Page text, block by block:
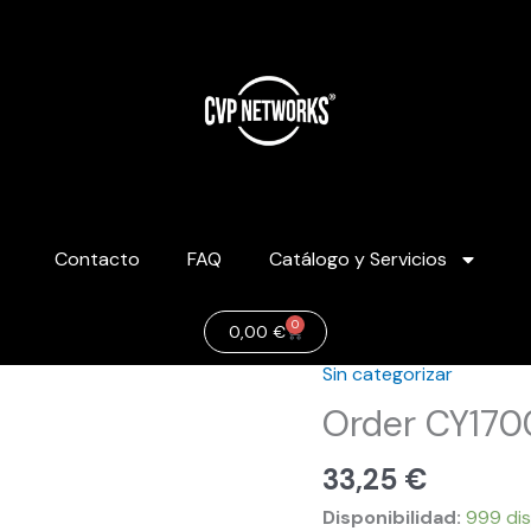
Contacto FAQ Catálogo y Servicios
0,00 € 0
Carrito
Sin categorizar
Order
33,25 €
Disponibilidad: 999
Order
CY17004
cantidad